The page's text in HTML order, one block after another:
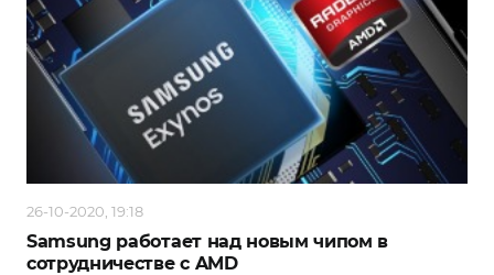
26-10-2020, 19:18
Samsung работает над новым чипом в
сотрудничестве с AMD